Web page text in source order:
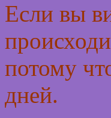
Если вы
потому
дней.